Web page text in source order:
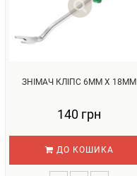
ЗНІМАЧ КЛІПС 6ММ Х 18ММ
140 грн
ДО КОШИКА